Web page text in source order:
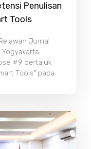
Penulisan
Tools
Jurnal
#9 bertajuk
Tools” pada